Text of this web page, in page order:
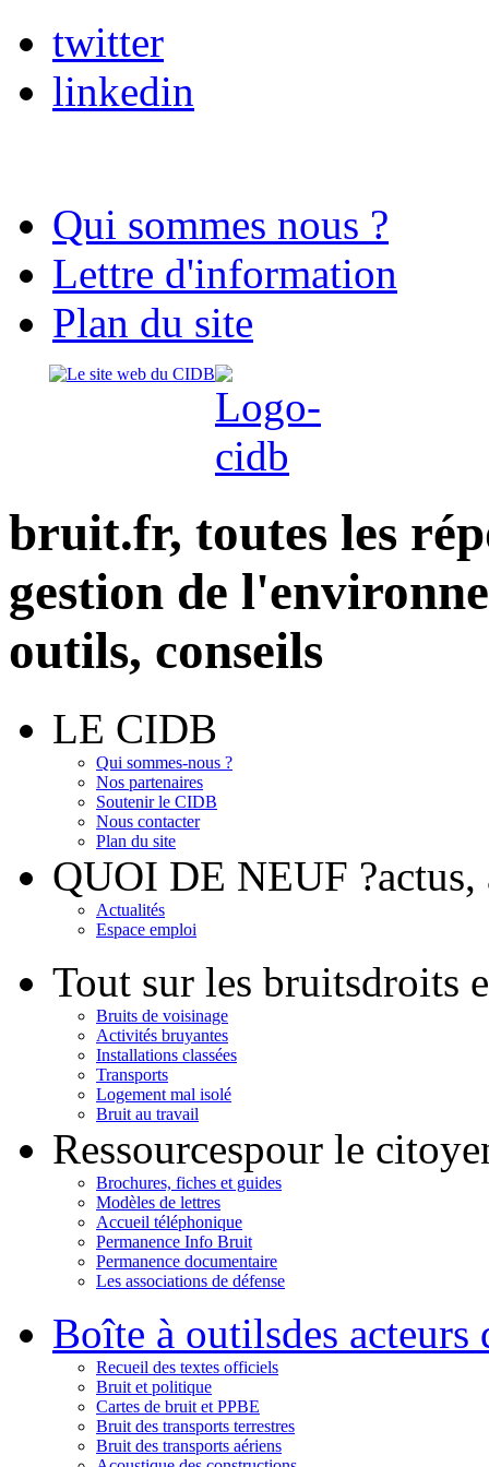
twitter
linkedin
Qui sommes nous ?
Lettre d'information
Plan du site
bruit.fr, toutes les
gestion de
outils, conseils
LE CIDB
Qui sommes-nous ?
Nos partenaires
Soutenir le CIDB
Nous contacter
Plan du site
QUOI DE NEUF ?
Actualités
Espace emploi
Tout sur les bruitsdroits
Bruits de voisinage
Activités bruyantes
Installations classées
Transports
Logement mal isolé
Bruit au travail
Ressourcespour le
Brochures, fiches et guides
Modèles de lettres
Accueil téléphonique
Permanence Info Bruit
Permanence documentaire
Les associations de défense
Boîte à outilsdes
Recueil des textes officiels
Bruit et politique
Cartes de bruit et PPBE
Bruit des transports terrestres
Bruit des transports aériens